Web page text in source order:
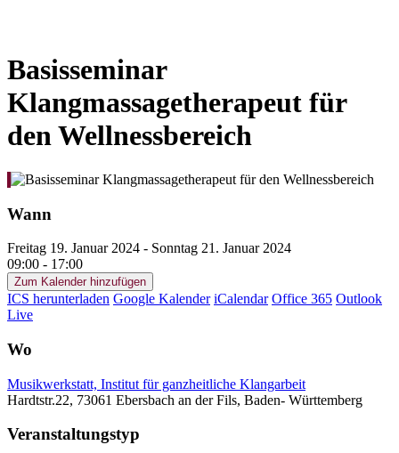
Basisseminar
Klangmassagetherapeut für
den Wellnessbereich
Wann
Freitag 19. Januar 2024 - Sonntag 21. Januar 2024
09:00 - 17:00
Zum Kalender hinzufügen
ICS herunterladen Google Kalender iCalendar Office 365 Outlook
Live
Wo
Musikwerkstatt, Institut für ganzheitliche Klangarbeit
Hardtstr.22, 73061 Ebersbach an der Fils, Baden- Württemberg
Veranstaltungstyp